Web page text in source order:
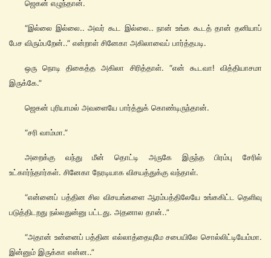
ஜெகன் எழுந்தான்.
“இல்லை இல்லை.. அவர் கூட இல்லை.. நான் உங்க கூடத் தான் தனியாப்
பேச விரும்பறேன்..” என்றாள் சினேகா அகிலாவைப் பார்த்தபடி.
ஒரு நொடி திகைத்த அகிலா சிரித்தாள். “என் கூடவா! வித்தியாசமா
இருக்கே.”
ஜெகன் புரியாமல் அவளையே பார்த்துக் கொண்டிருந்தான்.
“சரி வாம்மா.”
அறைக்கு வந்து மீன் தொட்டி அருகே இருந்த பிரம்பு சேரில்
உட்கார்ந்தார்கள். சினேகா நேரடியாக விசயத்துக்கு வந்தாள்.
“என்னைப் பத்தின சில விசயங்களை ஆரம்பத்திலேயே உங்ககிட்ட தெளிவு
படுத்திடறது நல்லதுன்னு பட்டது. அதனால தான்..”
“அதான் உன்னைப் பத்தின எல்லாத்தையுமே சபையிலே சொல்லிட்டியேம்மா.
இன்னும் இருக்கா என்ன..”